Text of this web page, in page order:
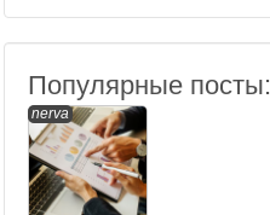
Популярные посты:
nerva